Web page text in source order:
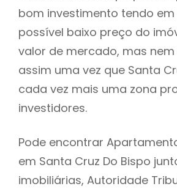
bom investimento tendo
possível baixo preço do
valor de mercado, mas
assim uma vez que Santa
cada vez mais uma zona
investidores.
Pode encontrar
em Santa Cruz Do Bispo
imobiliárias, Autoridade